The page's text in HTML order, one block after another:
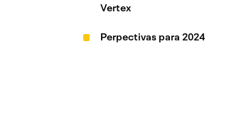
Vertex
Perpectivas para 2024